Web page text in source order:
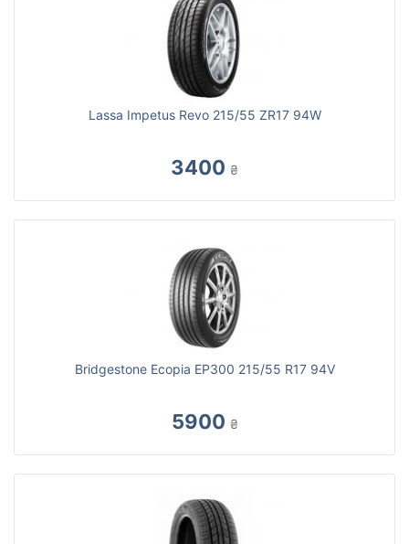
Lassa Impetus Revo 215/55 ZR17 94W
3400 ₴
Bridgestone Ecopia EP300 215/55 R17 94V
5900 ₴